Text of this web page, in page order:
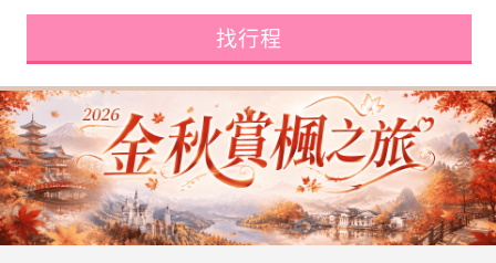
找行程